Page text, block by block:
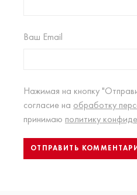
Ваш Email
Нажимая на кнопку
согласие на обработку
принимаю политику